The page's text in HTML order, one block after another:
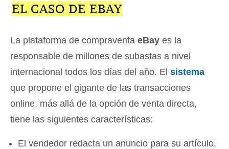
EL CASO DE EBAY
La plataforma de compraventa eBay es la
responsable de millones de subastas a nivel
internacional todos los días del año. El sistema
que propone el gigante de las transacciones
online, más allá de la opción de venta directa,
tiene las siguientes características:
El vendedor redacta un anuncio para su artículo,